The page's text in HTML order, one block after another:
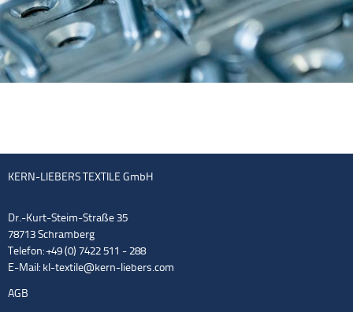
KERN-LIEBERS TEXTILE GmbH
Dr.-Kurt-Steim-Straße 35
78713 Schramberg
Telefon: +49 (0) 7422 511 - 288
E-Mail: kl-textile@kern-liebers.com
AGB